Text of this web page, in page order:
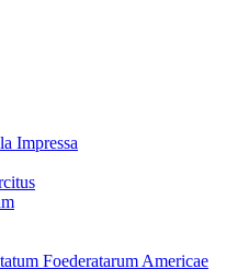
Impressa
Foederatarum Americae